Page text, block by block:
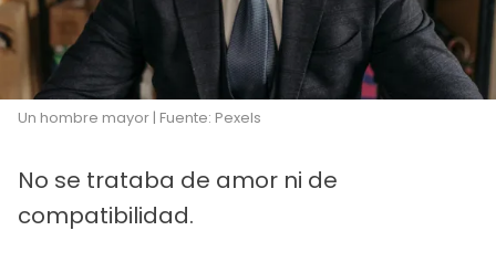
Un hombre mayor | Fuente: Pexels
No se trataba de amor ni de
compatibilidad.